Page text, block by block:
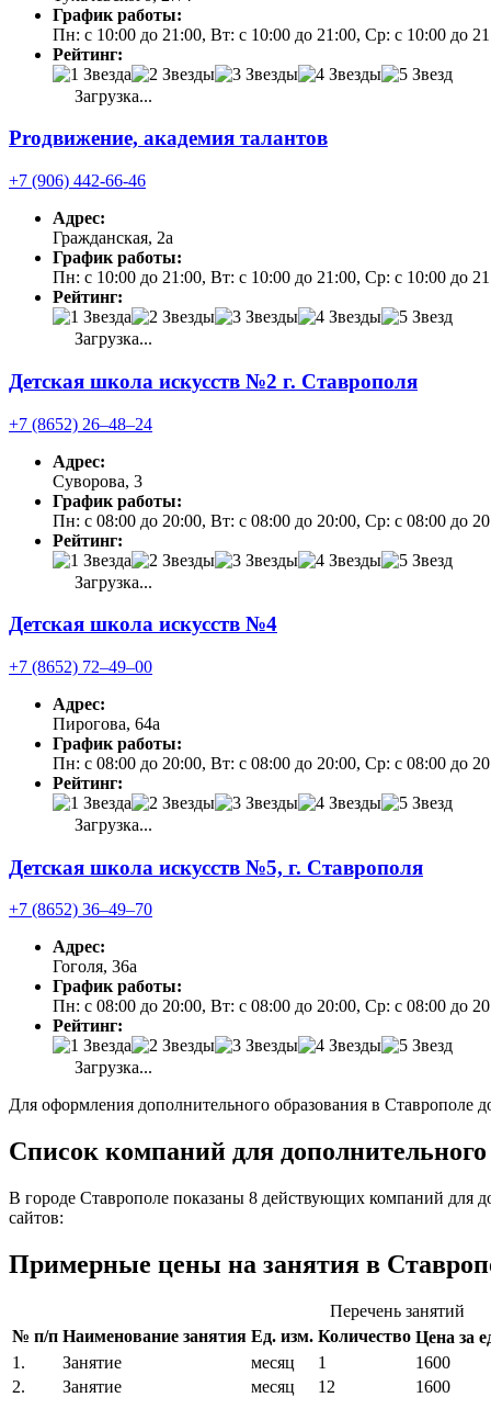
График работы:
Пн: с 10:00 до 21:00, Вт: с 10:00 до 21:00, Ср: с 10:00 до
Рейтинг:
Загрузка...
Proдвижение, академия талантов
+7 (906) 442-66-46
Адрес:
Гражданская, 2а
График работы:
Пн: с 10:00 до 21:00, Вт: с 10:00 до 21:00, Ср: с 10:00 до
Рейтинг:
Загрузка...
Детская школа искусств №2 г. Ставрополя
+7 (8652) 26‒48‒24
Адрес:
Суворова, 3
График работы:
Пн: с 08:00 до 20:00, Вт: с 08:00 до 20:00, Ср: с 08:00 до
Рейтинг:
Загрузка...
Детская школа искусств №4
+7 (8652) 72‒49‒00
Адрес:
Пирогова, 64а
График работы:
Пн: с 08:00 до 20:00, Вт: с 08:00 до 20:00, Ср: с 08:00 до
Рейтинг:
Загрузка...
Детская школа искусств №5, г. Ставрополя
+7 (8652) 36‒49‒70
Адрес:
Гоголя, 36а
График работы:
Пн: с 08:00 до 20:00, Вт: с 08:00 до 20:00, Ср: с 08:00 до
Рейтинг:
Загрузка...
Для оформления дополнительного образования в Ставрополе
Список компаний для
В городе Ставрополе показаны 8 действующих компаний для
сайтов:
Примерные цены на занятия в
Перечень занятий
№ п/п Наименование занятия Ед. изм. Количество Цена за
1.
Занятие месяц 1
1600
2.
Занятие месяц 12 1600